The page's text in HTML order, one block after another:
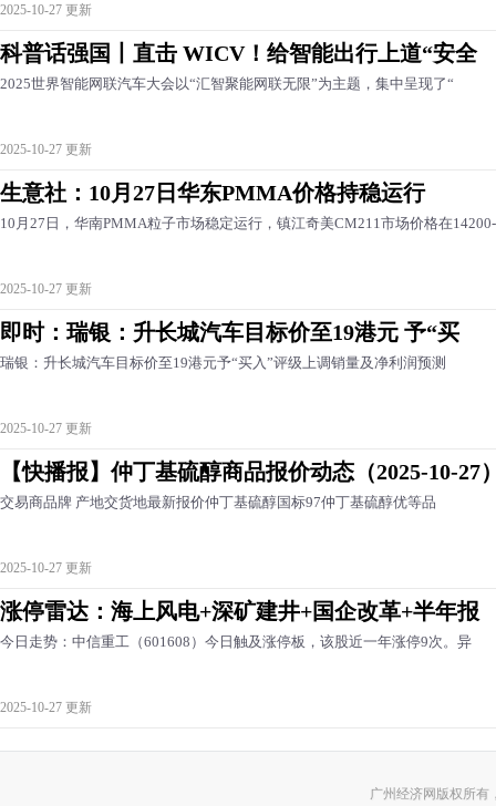
2025-10-27 更新
科普话强国丨直击 WICV！给智能出行上道“安全
2025世界智能网联汽车大会以“汇智聚能网联无限”为主题，集中呈现了“
2025-10-27 更新
生意社：10月27日华东PMMA价格持稳运行
10月27日，华南PMMA粒子市场稳定运行，镇江奇美CM211市场价格在
2025-10-27 更新
即时：瑞银：升长城汽车目标价至19港元 予“买
瑞银：升长城汽车目标价至19港元予“买入”评级上调销量及净利润预测
2025-10-27 更新
【快播报】仲丁基硫醇商品报价动态（2025-10-27
交易商品牌 产地交货地最新报价仲丁基硫醇国标97仲丁基硫醇优等品
2025-10-27 更新
涨停雷达：海上风电+深矿建井+国企改革+半年报
今日走势：中信重工（601608）今日触及涨停板，该股近一年涨停9次。异
2025-10-27 更新
广州经济网版权所有